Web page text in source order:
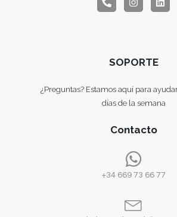
SOPORTE
¿Preguntas? Estamos aquí para
días de la semana
Contacto
+34 669 73 66 77